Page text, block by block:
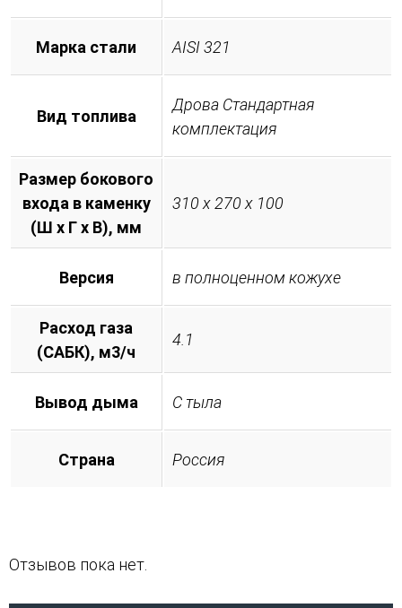
Марка стали AISI 321
Вид топлива
Дрова Стандартная
комплектация
Размер бокового
входа в каменку
(Ш х Г х В), мм
310 х 270 х 100
Версия в полноценном кожухе
Расход газа
(САБК), м3/ч
4.1
Вывод дыма С тыла
Страна Россия
Отзывов пока нет.